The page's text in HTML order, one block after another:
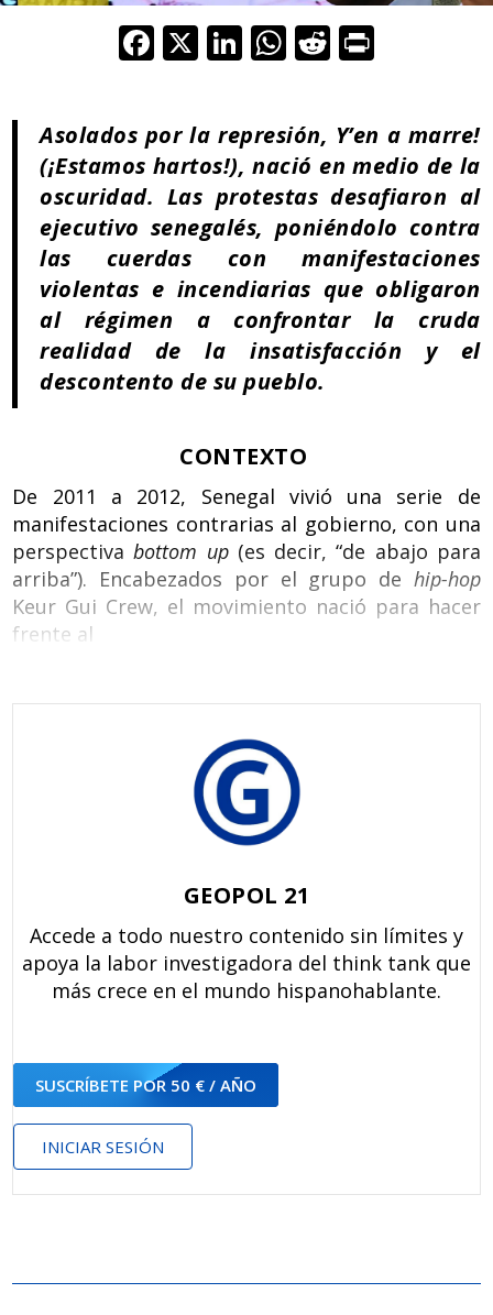
F
ac
b
o
o
k
X Li
n
e
dI
n
W
h
s
A
p
p
R
e
di
t
Asolados por la represión, Y’en a marre!
(¡Estamos hartos!), nació en medio de la
oscuridad. Las protestas desafiaron al
ejecutivo senegalés, poniéndolo contra
las cuerdas con manifestaciones
violentas e incendiarias que obligaron
al régimen a confrontar la cruda
realidad de la insatisfacción y el
descontento de su pueblo.
CONTEXTO
De 2011 a 2012, Senegal vivió una serie de
manifestaciones contrarias al gobierno, con una
perspectivabottom up (es decir, “de abajo para
arriba”). Encabezados por el grupo de hip-hop
Keur Gui Crew, el movimiento nació para hacer
frente al
GEOPOL 21
Accede a todo nuestro contenido sin límites y
apoya la labor investigadora del think tank que
más crece en el mundo hispanohablante.
SUSCRÍBETE POR 50 € / AÑO
INICIAR SESIÓN